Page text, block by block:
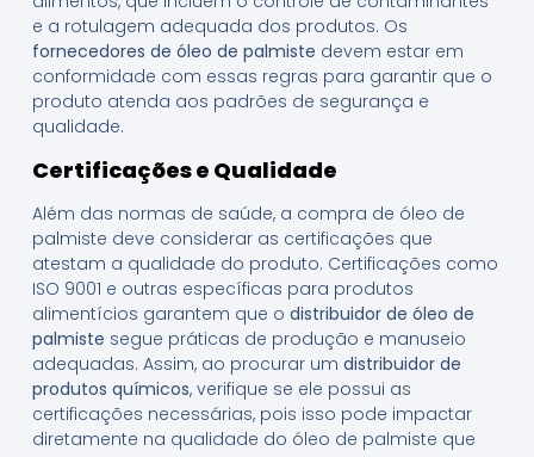
e a rotulagem adequada dos produtos. Os
fornecedores de óleo de palmiste devem estar em
conformidade com essas regras para garantir que o
produto atenda aos padrões de segurança e
qualidade.
Certificações e Qualidade
Além das normas de saúde, a compra de óleo de
palmiste deve considerar as certificações que
atestam a qualidade do produto. Certificações como
ISO 9001 e outras específicas para produtos
alimentícios garantem que o distribuidor de óleo de
palmiste segue práticas de produção e manuseio
adequadas. Assim, ao procurar um distribuidor de
produtos químicos, verifique se ele possui as
certificações necessárias, pois isso pode impactar
diretamente na qualidade do óleo de palmiste que